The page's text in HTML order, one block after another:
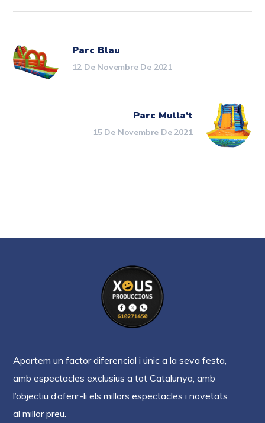
Parc Blau
12 De Novembre De 2021
Parc Mulla't
15 De Novembre De 2021
Aportem un factor diferencial i únic a la seva festa,
amb espectacles exclusius a tot Catalunya, amb
l’objectiu d’oferir-li els millors espectacles i novetats
al millor preu.